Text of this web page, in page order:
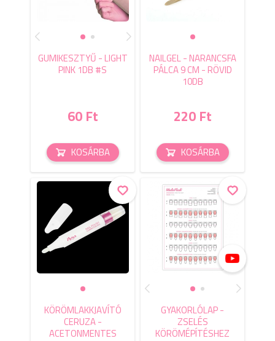
GUMIKESZTYŰ - LIGHT
PINK 1DB #S
60 Ft
KOSÁRBA
NAILGEL - NARANCSFA
PÁLCA 9 CM - RÖVID
10DB
220 Ft
KOSÁRBA
KÖRÖMLAKKJAVÍTÓ
CERUZA -
ACETONMENTES
GYAKORLÓLAP -
ZSELÉS
KÖRÖMÉPÍTÉSHEZ